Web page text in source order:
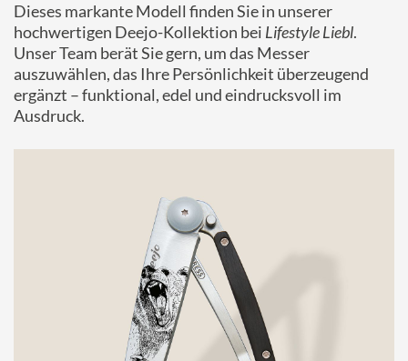
Dieses markante Modell finden Sie in unserer
hochwertigen Deejo-Kollektion bei Lifestyle Liebl.
Unser Team berät Sie gern, um das Messer
auszuwählen, das Ihre Persönlichkeit überzeugend
ergänzt – funktional, edel und eindrucksvoll im
Ausdruck.